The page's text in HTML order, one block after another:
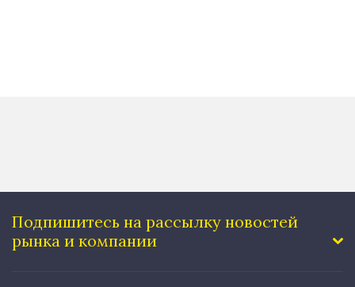
Подпишитесь на рассылку новостей
рынка и компании